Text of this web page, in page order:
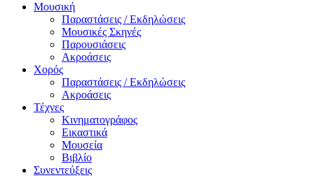
Μουσική
Παραστάσεις / Εκδηλώσεις
Μουσικές Σκηνές
Παρουσιάσεις
Ακροάσεις
Χορός
Παραστάσεις / Εκδηλώσεις
Ακροάσεις
Τέχνες
Κινηματογράφος
Εικαστικά
Μουσεία
Βιβλίο
Συνεντεύξεις